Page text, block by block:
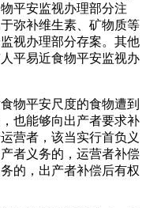
平安监视办理部分注
弥补维生素、矿物质等
视办理部分存案。其他
平易近食物平安监视办
平安尺度的食物遭到
也能够向出产者要求补
营者，该当实行首负义
者义务的，运营者补偿
的，出产者补偿后有权